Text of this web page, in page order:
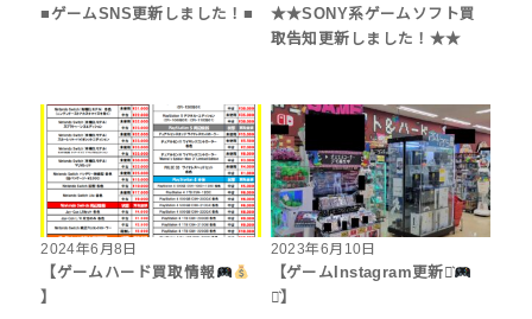
■ゲームSNS更新しました！■
★★SONY系ゲームソフト買
取告知更新しました！★★
2024年6月8日
【ゲームハード買取情報
】
2023年6月10日
【ゲームInstagram更新⋆͛
⋆͛】